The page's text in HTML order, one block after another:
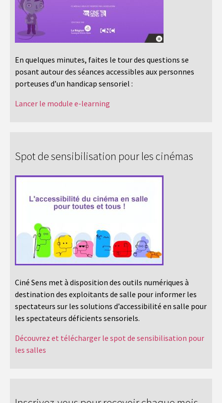
En quelques minutes, faites le tour des questions se
posant autour des séances accessibles aux personnes
porteuses d’un handicap sensoriel :
Lancer le module e-learning
Spot de sensibilisation pour les cinémas
Ciné Sens met à disposition des outils numériques à
destination des exploitants de salle pour informer les
spectateurs sur les solutions d’accessibilité en salle pour
les spectateurs déficients sensoriels.
Découvrez et télécharger le spot de sensibilisation pour
les salles